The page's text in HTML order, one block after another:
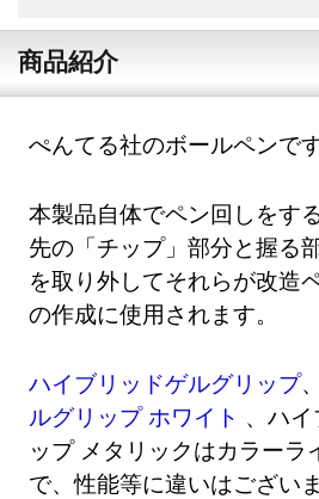
商品紹介
ぺんてる社のボールペンです
本製品自体でペン回しをす
先の「チップ」部分と握る
を取り外してそれらが改造
の作成に使用されます。
ハイブリッドゲルグリップ
ルグリップ ホワイト 、ハ
ップ メタリックはカラーラ
で、性能等に違いはございま